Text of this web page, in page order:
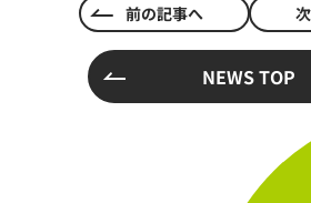
前の記事へ
NEWS TOP